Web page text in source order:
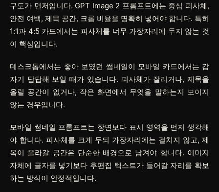
구도가 먼저입니다. GPT Image 2 프롬프트에는 중심 피사체,
안전 여백, 제목 공간, 크롭 비율을 명확히 넣어야 합니다. 특히
1:1과 4:5 카드에서는 피사체를 너무 가장자리에 두지 않는 것
이 핵심입니다.
데스크톱에서는 좋아 보였던 썸네일이 모바일 카드에서는 갑
자기 답답해 보일 때가 있습니다. 피사체가 잘리거나, 제목을
올릴 공간이 없거나, 작은 화면에서 무엇을 말하는지 보이지
않는 경우입니다.
모바일 썸네일 프롬프트는 장면보다 표시 영역을 먼저 생각해
야 합니다. 피사체를 크게 두되 가장자리에는 걸치지 않고, 제
목이 올라갈 공간은 단순한 배경으로 남겨야 합니다. 이미지
자체에 글자를 넣기보다 후편집 텍스트가 들어갈 자리를 확보
하는 방식이 안정적입니다.